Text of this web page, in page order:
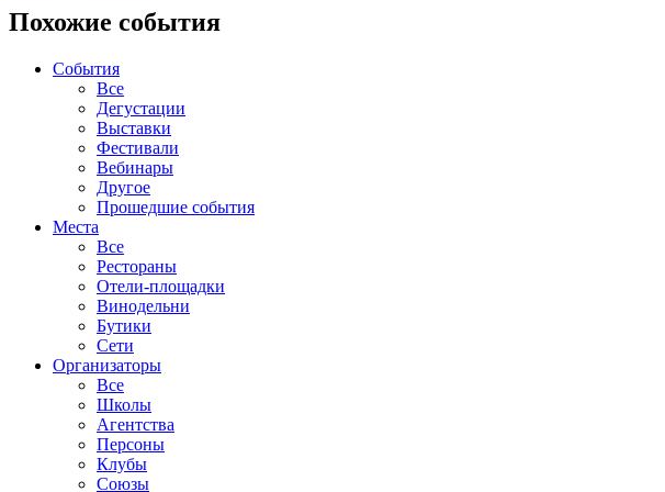
Похожие события
События
Все
Дегустации
Выставки
Фестивали
Вебинары
Другое
Прошедшие события
Места
Все
Рестораны
Отели-площадки
Винодельни
Бутики
Сети
Организаторы
Все
Школы
Агентства
Персоны
Клубы
Союзы